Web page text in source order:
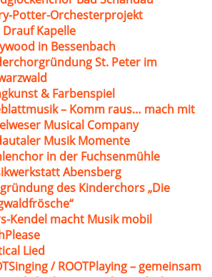
Potter-Orchesterprojekt
Drauf Kapelle
in Bessenbach
St. Peter im
& Farbenspiel
– Komm raus… mach mit
Musical Company
Musik Momente
in der Fuchsenmühle
Abensberg
des Kinderchors „Die
Kendel macht Musik mobil
Lied
/ ROOTPlaying – gemeinsam